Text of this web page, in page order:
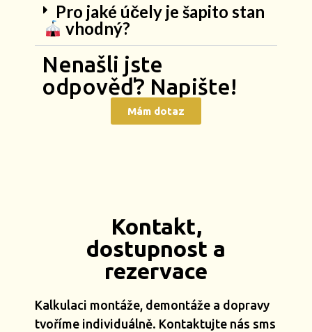
Pro jaké účely je šapito stan
vhodný?
Nenašli jste
odpověď? Napište!
Mám dotaz
Kontakt,
dostupnost a
rezervace
Kalkulaci montáže, demontáže a dopravy
tvoříme individuálně. Kontaktujte nás sms